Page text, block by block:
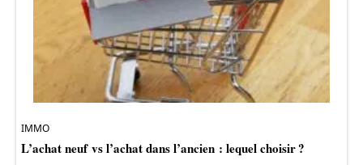
IMMO
L’achat neuf vs l’achat dans l’ancien : lequel choisir ?